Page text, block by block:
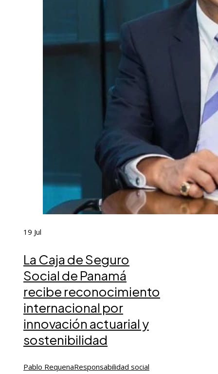
19 Jul
La Caja de Seguro
Social de Panamá
recibe reconocimiento
internacional por
innovación actuarial y
sostenibilidad
Pablo RequenaResponsabilidad social